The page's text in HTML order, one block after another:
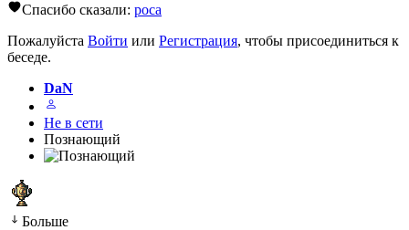
Спасибо сказали: poca
Пожалуйста Войти или Регистрация, чтобы присоединиться к
беседе.
DaN
Не в сети
Познающий
Больше